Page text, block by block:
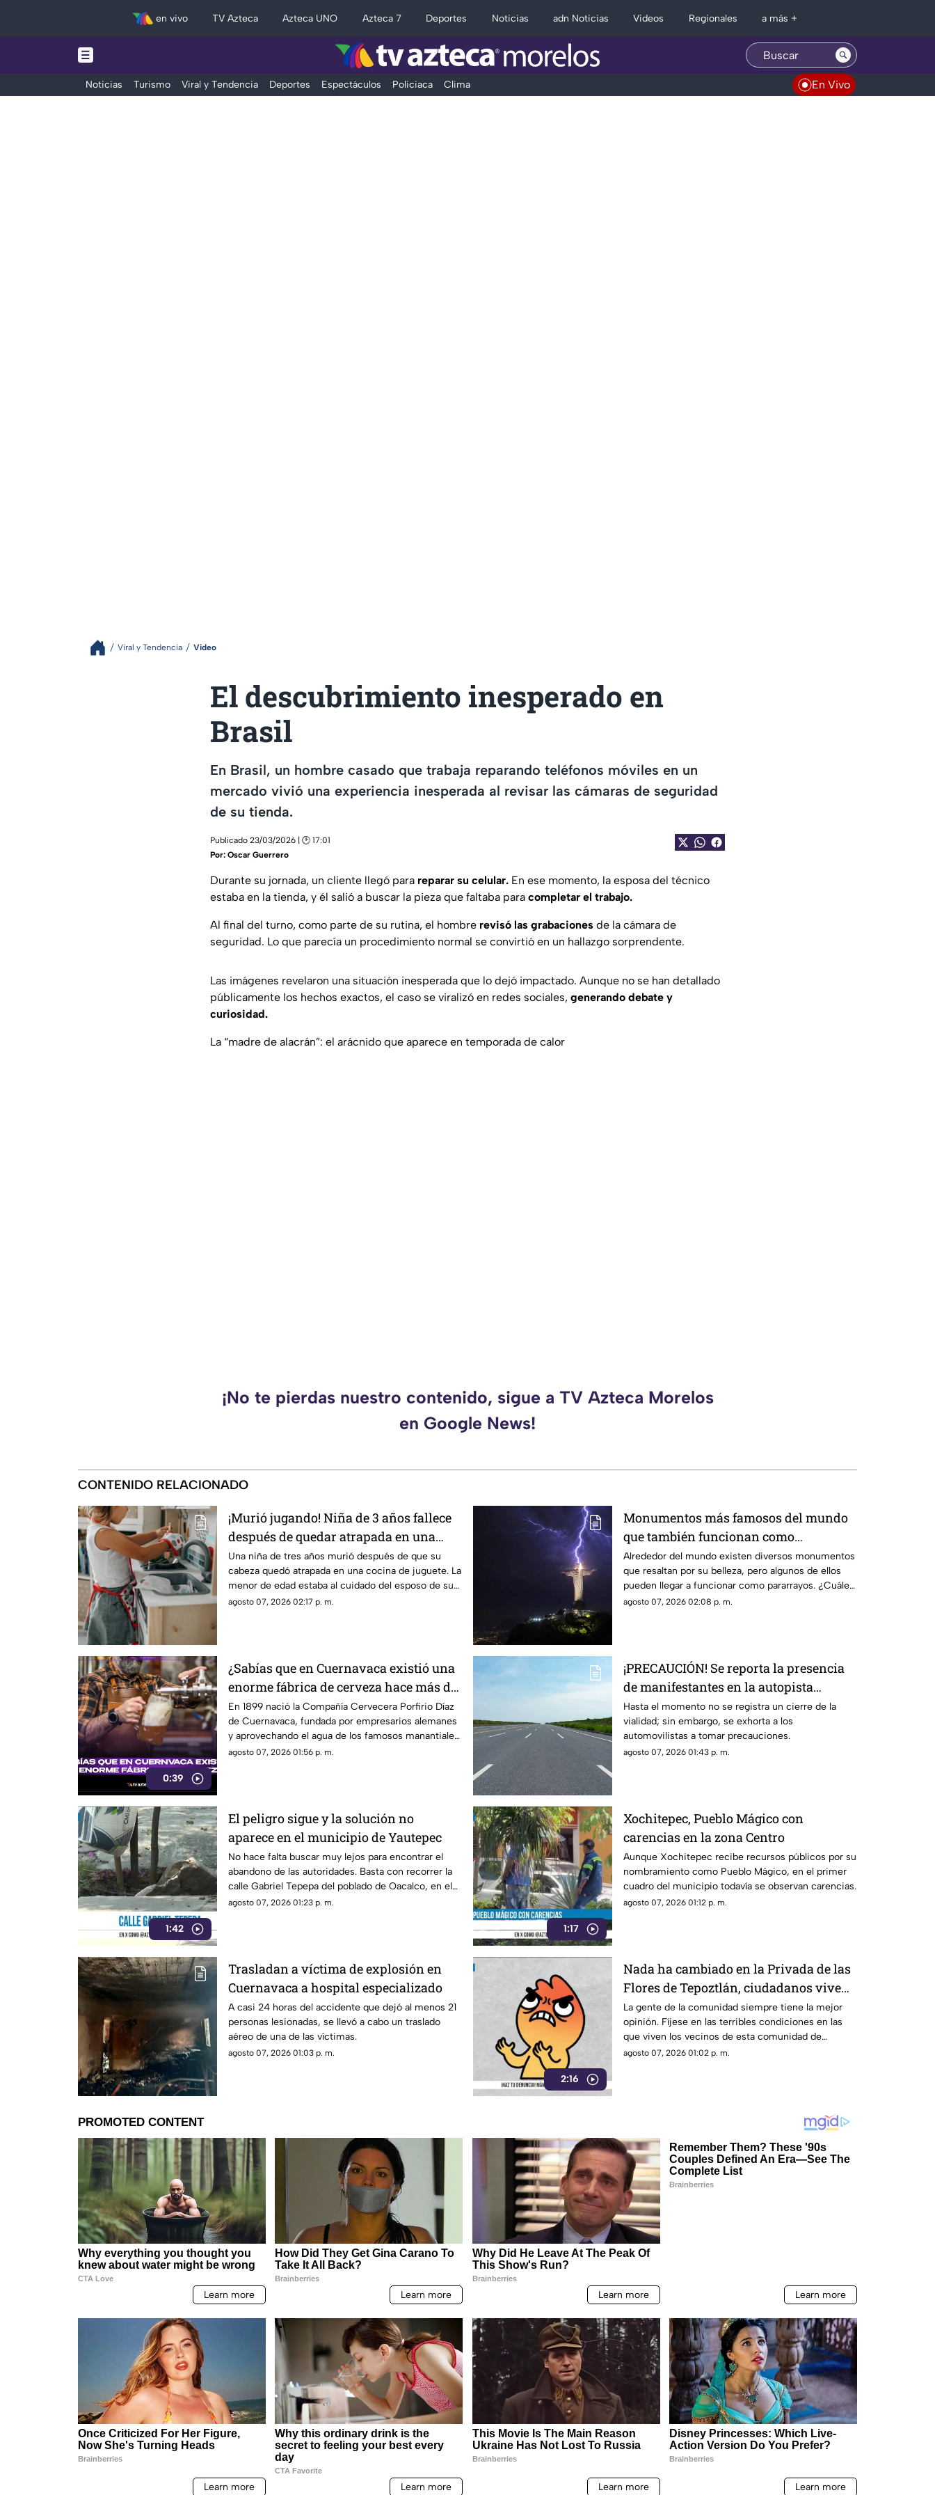
en vivo TV Azteca Azteca UNO Azteca 7 Deportes Noticias adn Noticias Videos Regionales a más +
Noticias Turismo Viral y Tendencia Deportes Espectáculos Policiaca Clima En Vivo
Viral y Tendencia Video
El descubrimiento inesperado en
Brasil
En Brasil, un hombre casado que trabaja reparando teléfonos móviles en un
mercado vivió una experiencia inesperada al revisar las cámaras de seguridad
de su tienda.
Publicado 23/03/2026 | 🕑 17:01
Por: Oscar Guerrero
Durante su jornada, un cliente llegó para reparar su celular. En ese momento, la esposa del técnico
estaba en la tienda, y él salió a buscar la pieza que faltaba para completar el trabajo.
Al final del turno, como parte de su rutina, el hombre revisó las grabaciones de la cámara de
seguridad. Lo que parecía un procedimiento normal se convirtió en un hallazgo sorprendente.
Las imágenes revelaron una situación inesperada que lo dejó impactado. Aunque no se han detallado
públicamente los hechos exactos, el caso se viralizó en redes sociales, generando debate y
curiosidad.
La “madre de alacrán”: el arácnido que aparece en temporada de calor
¡No te pierdas nuestro contenido, sigue a TV Azteca Morelos
en Google News!
CONTENIDO RELACIONADO
¡Murió jugando! Niña de 3 años fallece
después de quedar atrapada en una
cocina de juguete
Una niña de tres años murió después de que su
cabeza quedó atrapada en una cocina de juguete. La
menor de edad estaba al cuidado del esposo de su
niñera.
agosto 07, 2026 02:17 p. m.
Monumentos más famosos del mundo
que también funcionan como
pararrayos, ¿por qué ocurre esto?
Alrededor del mundo existen diversos monumentos
que resaltan por su belleza, pero algunos de ellos
pueden llegar a funcionar como pararrayos. ¿Cuáles
son?
agosto 07, 2026 02:08 p. m.
0:39
¿Sabías que en Cuernavaca existió una
enorme fábrica de cerveza hace más de
120 años?
En 1899 nació la Compañía Cervecera Porfirio Díaz
de Cuernavaca, fundada por empresarios alemanes
y aprovechando el agua de los famosos manantiales
de la zona.
agosto 07, 2026 01:56 p. m.
¡PRECAUCIÓN! Se reporta la presencia
de manifestantes en la autopista
Cuernavaca-Acapulco
Hasta el momento no se registra un cierre de la
vialidad; sin embargo, se exhorta a los
automovilistas a tomar precauciones.
agosto 07, 2026 01:43 p. m.
1:42
El peligro sigue y la solución no
aparece en el municipio de Yautepec
No hace falta buscar muy lejos para encontrar el
abandono de las autoridades. Basta con recorrer la
calle Gabriel Tepepa del poblado de Oacalco, en el
municipio de Yautepec.
agosto 07, 2026 01:23 p. m.
1:17
Xochitepec, Pueblo Mágico con
carencias en la zona Centro
Aunque Xochitepec recibe recursos públicos por su
nombramiento como Pueblo Mágico, en el primer
cuadro del municipio todavía se observan carencias.
agosto 07, 2026 01:12 p. m.
Trasladan a víctima de explosión en
Cuernavaca a hospital especializado
A casi 24 horas del accidente que dejó al menos 21
personas lesionadas, se llevó a cabo un traslado
aéreo de una de las víctimas.
agosto 07, 2026 01:03 p. m.
2:16
Nada ha cambiado en la Privada de las
Flores de Tepoztlán, ciudadanos viven
sin pavimento ni drenaje
La gente de la comunidad siempre tiene la mejor
opinión. Fíjese en las terribles condiciones en las
que viven los vecinos de esta comunidad de
Tepoztlán.
agosto 07, 2026 01:02 p. m.